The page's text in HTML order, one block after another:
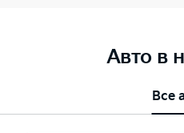
Авто в
Все